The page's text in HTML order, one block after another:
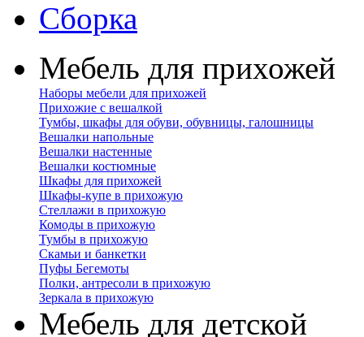
Сборка
Мебель для прихожей
Наборы мебели для прихожей
Прихожие с вешалкой
Тумбы, шкафы для обуви, обувницы, галошницы
Вешалки напольные
Вешалки настенные
Вешалки костюмные
Шкафы для прихожей
Шкафы-купе в прихожую
Стеллажи в прихожую
Комоды в прихожую
Тумбы в прихожую
Скамьи и банкетки
Пуфы Бегемоты
Полки, антресоли в прихожую
Зеркала в прихожую
Мебель для детской